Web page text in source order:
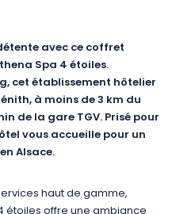
avec ce coffret
Spa 4 étoiles.
cet établissement hôtelier
à moins de 3 km du
de la gare TGV. Prisé pour
vous accueille pour un
Alsace.
haut de gamme,